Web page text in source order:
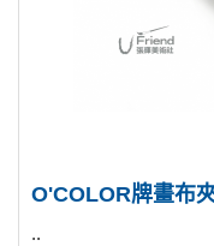
O'COLOR牌畫布
..